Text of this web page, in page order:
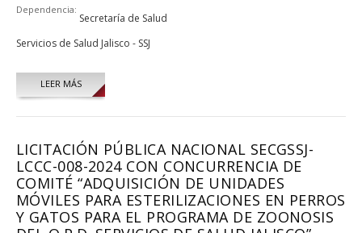
Dependencia:
Secretaría de Salud
Servicios de Salud Jalisco - SSJ
LEER MÁS
LICITACIÓN PÚBLICA NACIONAL SECGSSJ-
LCCC-008-2024 CON CONCURRENCIA DE
COMITÉ “ADQUISICIÓN DE UNIDADES
MÓVILES PARA ESTERILIZACIONES EN PERROS
Y GATOS PARA EL PROGRAMA DE ZOONOSIS